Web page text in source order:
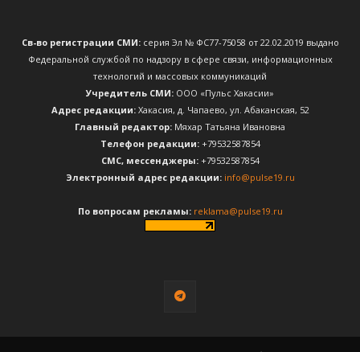
Св-во регистрации СМИ:серия Эл № ФС77-75058 от 22.02.2019 выдано
Федеральной службой по надзору в сфере связи, информационных
технологий и массовых коммуникаций
Учредитель СМИ: ООО «Пульс Хакасии»
Адрес редакции:Хакасия, д. Чапаево, ул. Абаканская, 52
Главный редактор: Мяхар Татьяна Ивановна
Телефон редакции:+79532587854
CМС, мессенджеры:+79532587854
Электронный адрес редакции: info@pulse19.ru
По вопросам рекламы: reklama@pulse19.ru